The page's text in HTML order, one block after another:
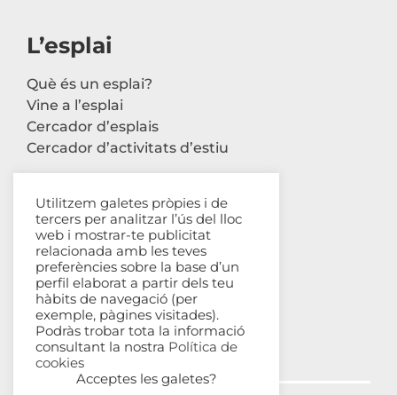
L’esplai
Què és un esplai?
Vine a l’esplai
Cercador d’esplais
Cercador d’activitats d’estiu
Contacte
Carrer Avinyó, 44 2n
08002 Barcelona
93 302 61 03
esplac@esplac.cat
Utilitzem galetes pròpies i de
tercers per analitzar l’ús del lloc
web i mostrar-te publicitat
relacionada amb les teves
preferències sobre la base d’un
perfil elaborat a partir dels teu
hàbits de navegació (per
exemple, pàgines visitades).
Podràs trobar tota la informació
consultant la nostra Política de
cookies
Acceptes les galetes?